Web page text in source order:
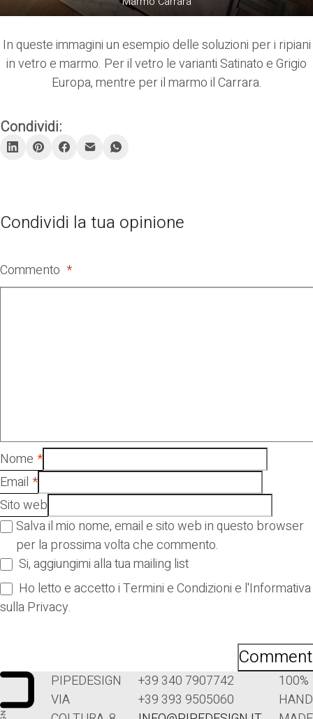
In queste immagini un esempio delle soluzioni per i ripiani
in vetro e marmo. Per il vetro le varianti Satinato e Grigio
Europa, mentre per il marmo il Carrara.
Condividi:
Condividi la tua opinione
Commento *
Nome *
Email *
Sito web
Salva il mio nome, email e sito web in questo browser
per la prossima volta che commento.
Si, aggiungimi alla tua mailing list
Ho letto e accetto i Termini e Condizioni e l'Informativa
sulla Privacy.
PIPEDESIGN
VIA
+39 340 7907742
+39 393 9505060
100%
HAND